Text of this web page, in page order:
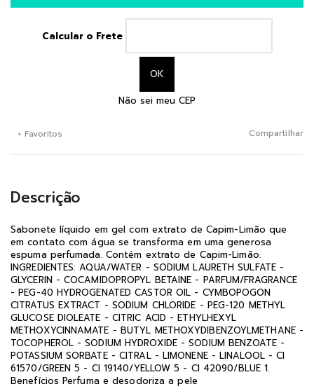
Calcular o Frete
Não sei meu CEP
+ Favoritos Compartilhar
Descrição
Sabonete líquido em gel com extrato de Capim-Limão que
em contato com água se transforma em uma generosa
espuma perfumada. Contém extrato de Capim-Limão.
INGREDIENTES: AQUA/WATER - SODIUM LAURETH SULFATE -
GLYCERIN - COCAMIDOPROPYL BETAINE - PARFUM/FRAGRANCE
- PEG-40 HYDROGENATED CASTOR OIL - CYMBOPOGON
CITRATUS EXTRACT - SODIUM CHLORIDE - PEG-120 METHYL
GLUCOSE DIOLEATE - CITRIC ACID - ETHYLHEXYL
METHOXYCINNAMATE - BUTYL METHOXYDIBENZOYLMETHANE -
TOCOPHEROL - SODIUM HYDROXIDE - SODIUM BENZOATE -
POTASSIUM SORBATE - CITRAL - LIMONENE - LINALOOL - CI
61570/GREEN 5 - CI 19140/YELLOW 5 - CI 42090/BLUE 1.
Benefícios Perfuma e desodoriza a pele